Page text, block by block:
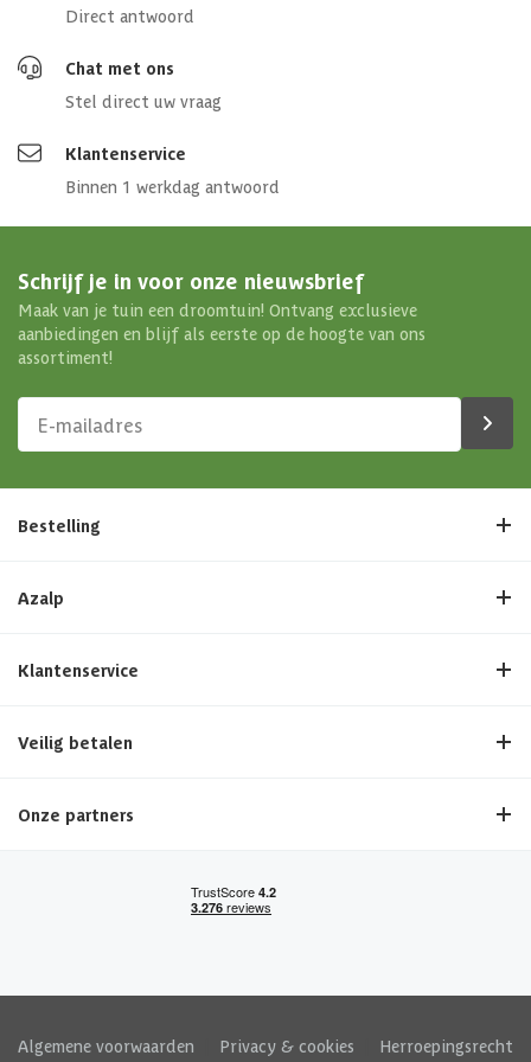
Direct antwoord
Chat met ons
Stel direct uw vraag
Klantenservice
Binnen 1 werkdag antwoord
Schrijf je in voor onze nieuwsbrief
Maak van je tuin een droomtuin! Ontvang exclusieve
aanbiedingen en blijf als eerste op de hoogte van ons
assortiment!
Bestelling
Azalp
Klantenservice
Veilig betalen
Onze partners
Algemene voorwaarden Privacy & cookies
Herroepingsrecht